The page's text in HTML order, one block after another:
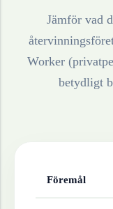
Jämför vad
Worker
betydligt
Föremål